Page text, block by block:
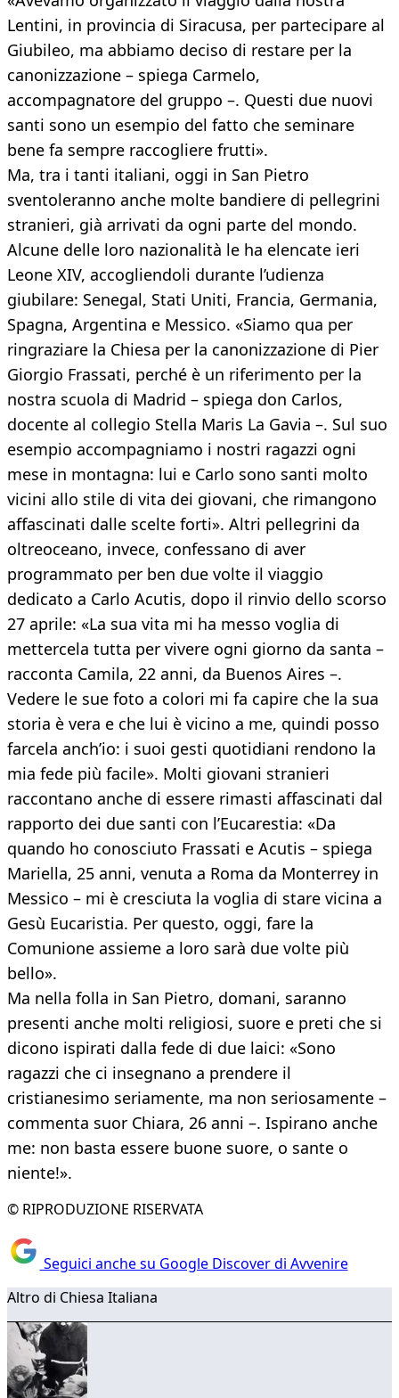
Lentini, in provincia di Siracusa, per partecipare al
Giubileo, ma abbiamo deciso di restare per la
canonizzazione – spiega Carmelo,
accompagnatore del gruppo –. Questi due nuovi
santi sono un esempio del fatto che seminare
bene fa sempre raccogliere frutti».
Ma, tra i tanti italiani, oggi in San Pietro
sventoleranno anche molte bandiere di pellegrini
stranieri, già arrivati da ogni parte del mondo.
Alcune delle loro nazionalità le ha elencate ieri
Leone XIV, accogliendoli durante l’udienza
giubilare: Senegal, Stati Uniti, Francia, Germania,
Spagna, Argentina e Messico. «Siamo qua per
ringraziare la Chiesa per la canonizzazione di Pier
Giorgio Frassati, perché è un riferimento per la
nostra scuola di Madrid – spiega don Carlos,
docente al collegio Stella Maris La Gavia –. Sul suo
esempio accompagniamo i nostri ragazzi ogni
mese in montagna: lui e Carlo sono santi molto
vicini allo stile di vita dei giovani, che rimangono
affascinati dalle scelte forti». Altri pellegrini da
oltreoceano, invece, confessano di aver
programmato per ben due volte il viaggio
dedicato a Carlo Acutis, dopo il rinvio dello scorso
27 aprile: «La sua vita mi ha messo voglia di
mettercela tutta per vivere ogni giorno da santa –
racconta Camila, 22 anni, da Buenos Aires –.
Vedere le sue foto a colori mi fa capire che la sua
storia è vera e che lui è vicino a me, quindi posso
farcela anch’io: i suoi gesti quotidiani rendono la
mia fede più facile». Molti giovani stranieri
raccontano anche di essere rimasti affascinati dal
rapporto dei due santi con l’Eucarestia: «Da
quando ho conosciuto Frassati e Acutis – spiega
Mariella, 25 anni, venuta a Roma da Monterrey in
Messico – mi è cresciuta la voglia di stare vicina a
Gesù Eucaristia. Per questo, oggi, fare la
Comunione assieme a loro sarà due volte più
bello».
Ma nella folla in San Pietro, domani, saranno
presenti anche molti religiosi, suore e preti che si
dicono ispirati dalla fede di due laici: «Sono
ragazzi che ci insegnano a prendere il
cristianesimo seriamente, ma non seriosamente –
commenta suor Chiara, 26 anni –. Ispirano anche
me: non basta essere buone suore, o sante o
niente!».
© RIPRODUZIONE RISERVATA
Seguici anche su Google Discover di Avvenire
Altro di Chiesa Italiana